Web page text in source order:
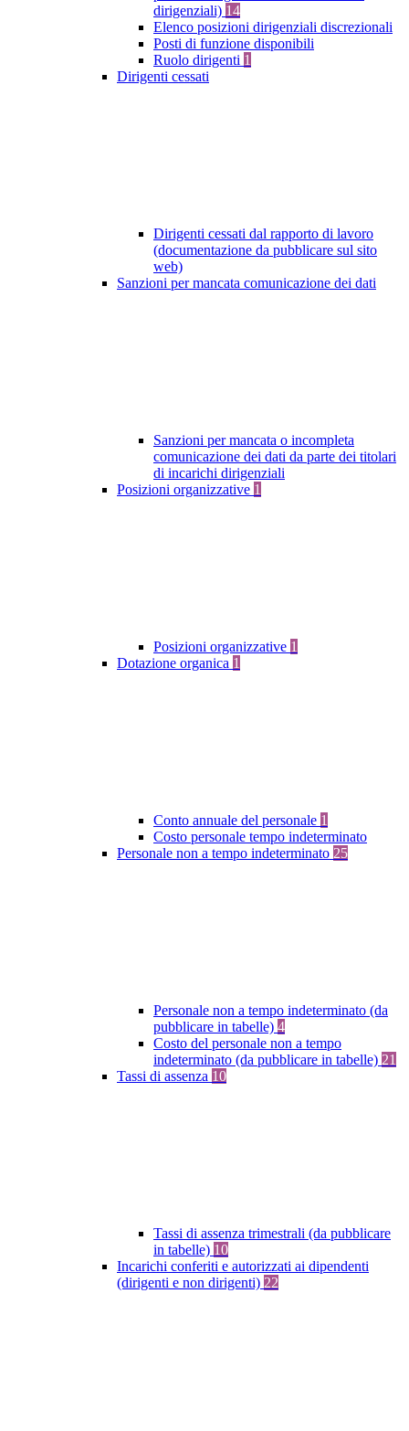
dirigenziali) 14
Elenco posizioni dirigenziali discrezionali
Posti di funzione disponibili
Ruolo dirigenti 1
Dirigenti cessati
Dirigenti cessati dal rapporto di lavoro
(documentazione da pubblicare sul sito
web)
Sanzioni per mancata comunicazione dei dati
Sanzioni per mancata o incompleta
comunicazione dei dati da parte dei titolari
di incarichi dirigenziali
Posizioni organizzative 1
Posizioni organizzative 1
Dotazione organica 1
Conto annuale del personale 1
Costo personale tempo indeterminato
Personale non a tempo indeterminato 25
Personale non a tempo indeterminato (da
pubblicare in tabelle) 4
Costo del personale non a tempo
indeterminato (da pubblicare in tabelle) 21
Tassi di assenza 10
Tassi di assenza trimestrali (da pubblicare
in tabelle) 10
Incarichi conferiti e autorizzati ai dipendenti
(dirigenti e non dirigenti) 22